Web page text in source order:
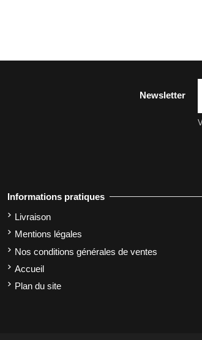
Newsletter
Informations pratiques
Livraison
Mentions légales
Nos conditions générales de ventes
Accueil
Plan du site